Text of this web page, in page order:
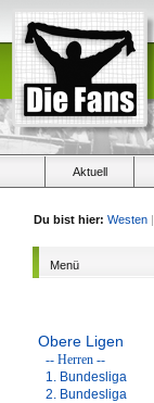
Aktuell
Du bist hier: Westen |
Menü
Obere Ligen
-- Herren --
1. Bundesliga
2. Bundesliga